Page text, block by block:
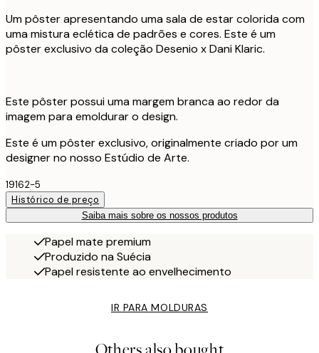
Um pôster apresentando uma sala de estar colorida com
uma mistura eclética de padrões e cores. Este é um
pôster exclusivo da coleção Desenio x Dani Klaric.
Este pôster possui uma margem branca ao redor da
imagem para emoldurar o design.
Este é um pôster exclusivo, originalmente criado por um
designer no nosso Estúdio de Arte.
19162-5
Histórico de preço
Saiba mais sobre os nossos produtos
Papel mate premium
Produzido na Suécia
Papel resistente ao envelhecimento
IR PARA MOLDURAS